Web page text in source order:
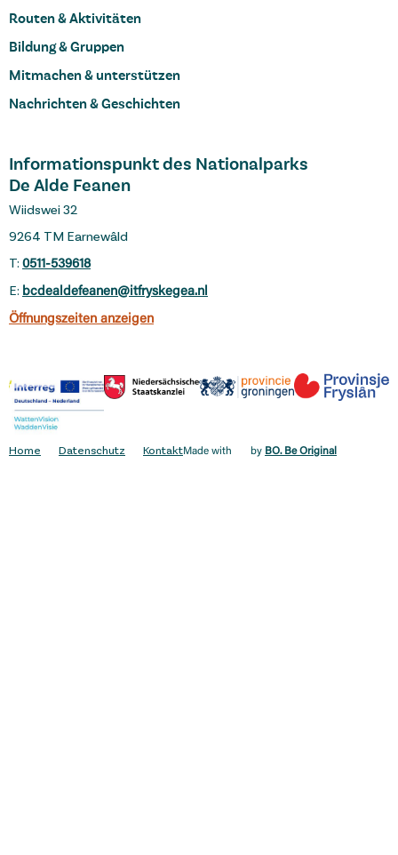
Routen & Aktivitäten
Bildung & Gruppen
Mitmachen & unterstützen
Nachrichten & Geschichten
Informationspunkt des Nationalparks
De Alde Feanen
Wiidswei 32
9264 TM Earnewâld
T: 0511-539618
E: bcdealdefeanen@itfryskegea.nl
Öffnungszeiten anzeigen
Home Datenschutz KontaktMade with by BO. Be Original